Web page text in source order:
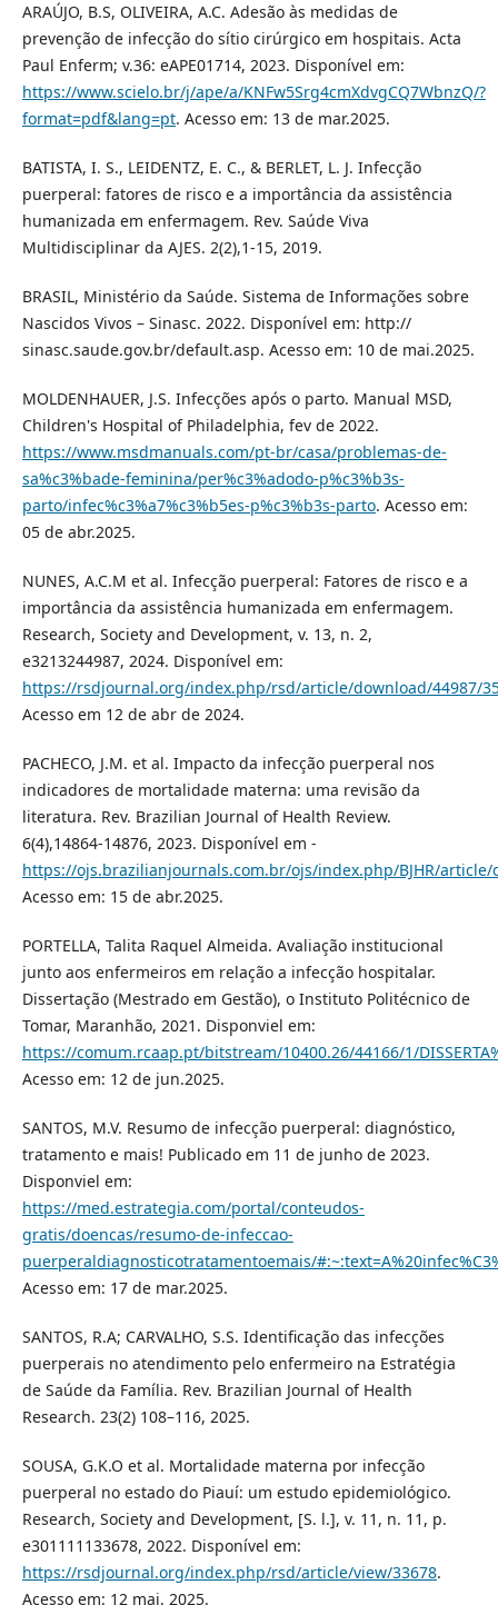
ARAÚJO, B.S, OLIVEIRA, A.C. Adesão às medidas de
prevenção de infecção do sítio cirúrgico em hospitais. Acta
Paul Enferm; v.36: eAPE01714, 2023. Disponível em:
https://www.scielo.br/j/ape/a/KNFw5Srg4cmXdvgCQ7WbnzQ/?
format=pdf&lang=pt. Acesso em: 13 de mar.2025.
BATISTA, I. S., LEIDENTZ, E. C., & BERLET, L. J. Infecção
puerperal: fatores de risco e a importância da assistência
humanizada em enfermagem. Rev. Saúde Viva
Multidisciplinar da AJES. 2(2),1-15, 2019.
BRASIL, Ministério da Saúde. Sistema de Informações sobre
Nascidos Vivos – Sinasc. 2022. Disponível em: http://
sinasc.saude.gov.br/default.asp. Acesso em: 10 de mai.2025.
MOLDENHAUER, J.S. Infecções após o parto. Manual MSD,
Children's Hospital of Philadelphia, fev de 2022.
https://www.msdmanuals.com/pt-br/casa/problemas-de-
sa%c3%bade-feminina/per%c3%adodo-p%c3%b3s-
parto/infec%c3%a7%c3%b5es-p%c3%b3s-parto. Acesso em:
05 de abr.2025.
NUNES, A.C.M et al. Infecção puerperal: Fatores de risco e a
importância da assistência humanizada em enfermagem.
Research, Society and Development, v. 13, n. 2,
e3213244987, 2024. Disponível em:
https://rsdjournal.org/index.php/rsd/article/download/44987/
Acesso em 12 de abr de 2024.
PACHECO, J.M. et al. Impacto da infecção puerperal nos
indicadores de mortalidade materna: uma revisão da
literatura. Rev. Brazilian Journal of Health Review.
6(4),14864-14876, 2023. Disponível em -
https://ojs.brazilianjournals.com.br/ojs/index.php/BJHR/article/
Acesso em: 15 de abr.2025.
PORTELLA, Talita Raquel Almeida. Avaliação institucional
junto aos enfermeiros em relação a infecção hospitalar.
Dissertação (Mestrado em Gestão), o Instituto Politécnico de
Tomar, Maranhão, 2021. Disponviel em:
https://comum.rcaap.pt/bitstream/10400.26/44166/1/
Acesso em: 12 de jun.2025.
SANTOS, M.V. Resumo de infecção puerperal: diagnóstico,
tratamento e mais! Publicado em 11 de junho de 2023.
Disponviel em:
https://med.estrategia.com/portal/conteudos-
gratis/doencas/resumo-de-infeccao-
puerperaldiagnosticotratamentoemais/
Acesso em: 17 de mar.2025.
SANTOS, R.A; CARVALHO, S.S. Identificação das infecções
puerperais no atendimento pelo enfermeiro na Estratégia
de Saúde da Família. Rev. Brazilian Journal of Health
Research. 23(2) 108–116, 2025.
SOUSA, G.K.O et al. Mortalidade materna por infecção
puerperal no estado do Piauí: um estudo epidemiológico.
Research, Society and Development, [S. l.], v. 11, n. 11, p.
e301111133678, 2022. Disponível em:
https://rsdjournal.org/index.php/rsd/article/view/33678.
Acesso em: 12 mai. 2025.